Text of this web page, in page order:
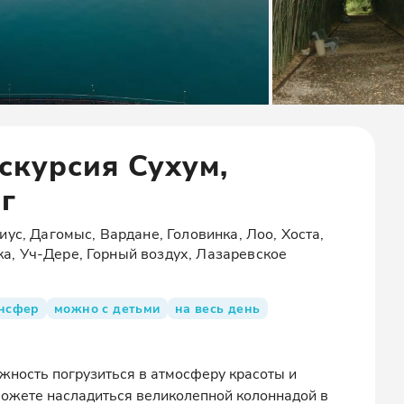
Сухум,
Дагомыс, Вардане, Головинка, Лоо, Хоста,
Уч-Дере, Горный воздух, Лазаревское
можно с детьми на весь день
погрузиться в атмосферу красоты и
насладиться великолепной колоннадой в